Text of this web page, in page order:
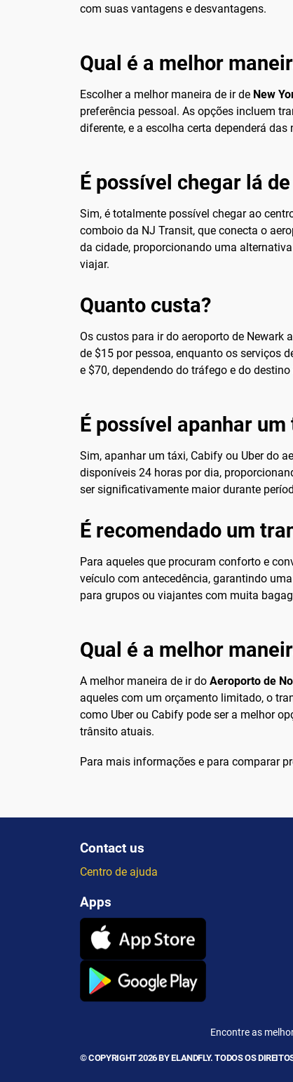
com suas vantagens e desvantagens.
Qual é a melhor
Escolher a melhor maneira de ir de New
preferência pessoal. As opções incluem
diferente, e a escolha certa dependerá
É possível chegar lá
Sim, é totalmente possível chegar ao
comboio da NJ Transit, que conecta o
da cidade, proporcionando uma
viajar.
Quanto custa?
Os custos para ir do aeroporto de Newark
de $15 por pessoa, enquanto os serviços
e $70, dependendo do tráfego e do
É possível apanhar
Sim, apanhar um táxi, Cabify ou Uber do
disponíveis 24 horas por dia,
ser significativamente maior durante
É recomendado um
Para aqueles que procuram conforto e
veículo com antecedência, garantindo
para grupos ou viajantes com muita
Qual é a melhor
A melhor maneira de ir do Aeroporto de
aqueles com um orçamento limitado, o
como Uber ou Cabify pode ser a melhor
trânsito atuais.
Para mais informações e para comparar
Contact us
Centro de ajuda
Apps
Encontre as
© COPYRIGHT 2026 BY ELANDFLY. TODOS OS